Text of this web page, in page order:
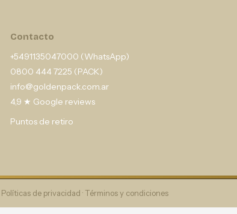
Contacto
+5491135047000 (WhatsApp)
0800 444 7225 (PACK)
info@goldenpack.com.ar
4,9 ★ Google reviews
Puntos de retiro
Políticas de privacidad · Términos y condiciones